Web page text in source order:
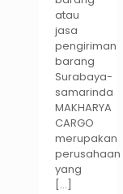
atau
jasa
pengiriman
barang
Surabaya-
samarinda
MAKHARYA
CARGO
merupakan
perusahaan
yang
[…]